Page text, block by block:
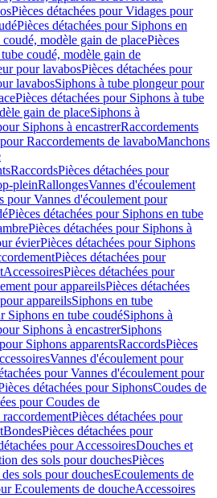
Pièces détachées pour Vidages pour
Pièces détachées pour Siphons en
modèle gain de placePièces
coudé, modèle gain de
pour lavabosPièces détachées pour
lavabosSiphons à tube plongeur pour
Pièces détachées pour Siphons à tube
gain de placeSiphons à
Siphons à encastrerRaccordements
Raccordements de lavaboManchons
RaccordsPièces détachées pour
pleinRallongesVannes d'écoulement
pour Vannes d'écoulement pour
Pièces détachées pour Siphons en tube
Pièces détachées pour Siphons à
évierPièces détachées pour Siphons
Pièces détachées pour
AccessoiresPièces détachées pour
pour appareilsPièces détachées
appareilsSiphons en tube
Siphons en tube coudéSiphons à
Siphons à encastrerSiphons
Siphons apparentsRaccordsPièces
Vannes d'écoulement pour
pour Vannes d'écoulement pour
détachées pour SiphonsCoudes de
pour Coudes de
Pièces détachées pour
BondesPièces détachées pour
pour AccessoiresDouches et
des sols pour douchesPièces
sols pour douchesEcoulements de
Ecoulements de doucheAccessoires